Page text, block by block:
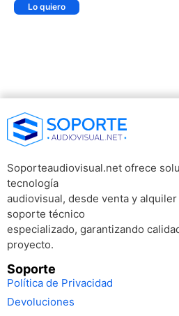
Lo quiero
Soporteaudiovisual.net ofrece
tecnología
audiovisual, desde venta y
soporte técnico
especializado, garantizando
proyecto.
Soporte
Política de Privacidad
Devoluciones